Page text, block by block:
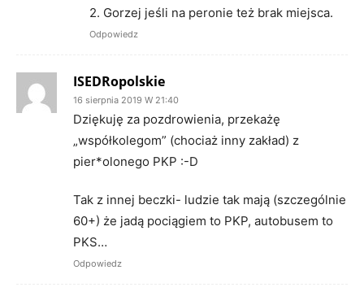
2. Gorzej jeśli na peronie też brak miejsca.
Odpowiedz
ISEDRopolskie
16 sierpnia 2019 W 21:40
Dziękuję za pozdrowienia, przekażę
„współkolegom” (chociaż inny zakład) z
pier*olonego PKP :-D
Tak z innej beczki- ludzie tak mają (szczególnie
60+) że jadą pociągiem to PKP, autobusem to
PKS…
Odpowiedz